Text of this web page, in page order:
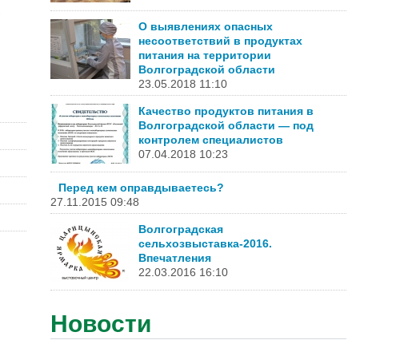
О выявлениях опасных
несоответствий в продуктах
питания на территории
Волгоградской области
23.05.2018 11:10
Качество продуктов питания в
Волгоградской области — под
контролем специалистов
07.04.2018 10:23
Перед кем оправдываетесь?
27.11.2015 09:48
Волгоградская
сельхозвыставка-2016.
Впечатления
22.03.2016 16:10
Новости